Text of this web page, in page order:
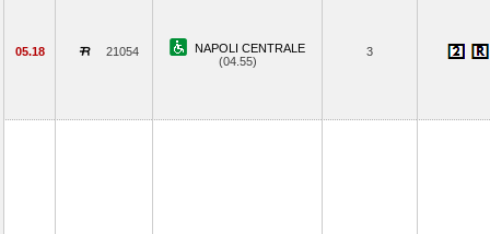
05.18 21054
NAPOLI CENTRALE
(04.55)
3